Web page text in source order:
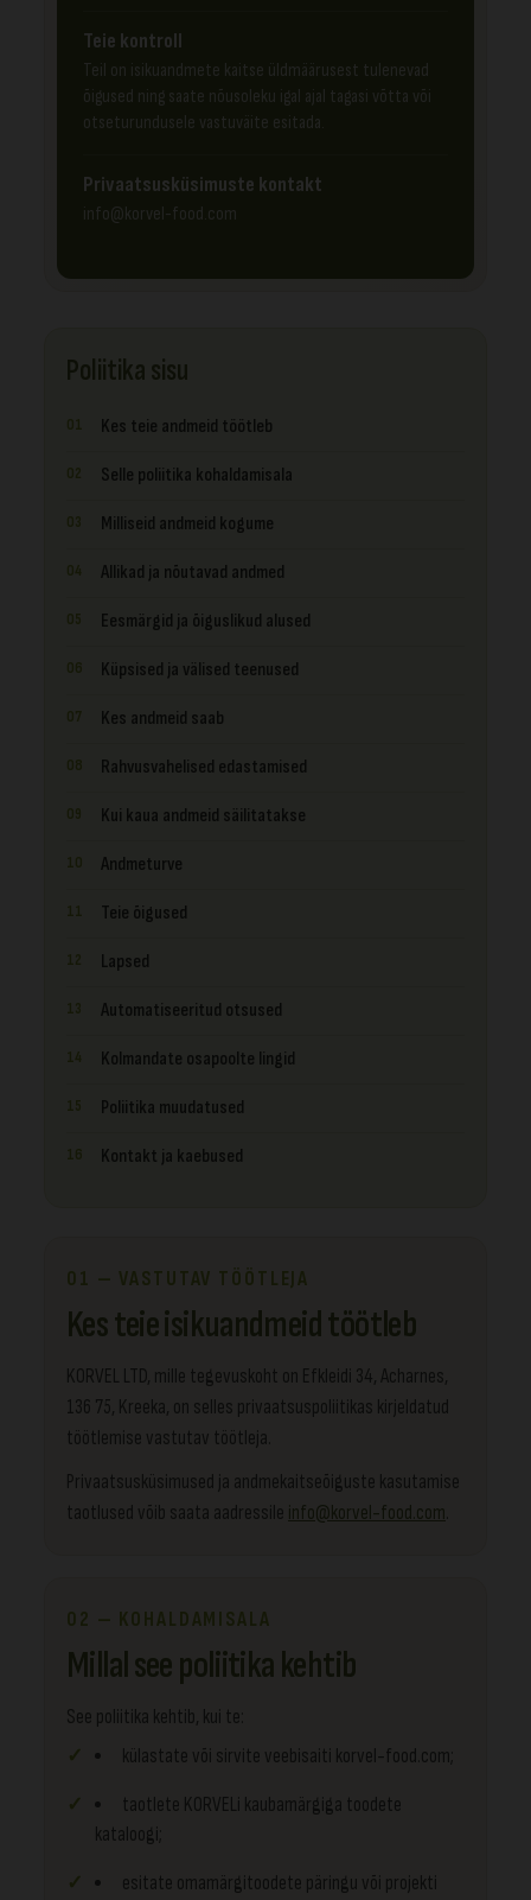
Teie kontroll
Teil on isikuandmete kaitse üldmäärusest tulenevad
õigused ning saate nõusoleku igal ajal tagasi võtta või
otseturundusele vastuväite esitada.
Privaatsusküsimuste kontakt
info@korvel-food.com
Poliitika sisu
Kes teie andmeid töötleb
Selle poliitika kohaldamisala
Milliseid andmeid kogume
Allikad ja nõutavad andmed
Eesmärgid ja õiguslikud alused
Küpsised ja välised teenused
Kes andmeid saab
Rahvusvahelised edastamised
Kui kaua andmeid säilitatakse
Andmeturve
Teie õigused
Lapsed
Automatiseeritud otsused
Kolmandate osapoolte lingid
Poliitika muudatused
Kontakt ja kaebused
01 — VASTUTAV TÖÖTLEJA
Kes teie isikuandmeid töötleb
KORVEL LTD, mille tegevuskoht on Efkleidi 34, Acharnes,
136 75, Kreeka, on selles privaatsuspoliitikas kirjeldatud
töötlemise vastutav töötleja.
Privaatsusküsimused ja andmekaitseõiguste kasutamise
taotlused võib saata aadressile info@korvel-food.com
02 — KOHALDAMISALA
Millal see poliitika kehtib
See poliitika kehtib, kui te:
külastate või sirvite veebisaiti korvel-food.com;
taotlete KORVELi kaubamärgiga toodete
kataloogi;
esitate omamärgitoodete päringu või projekti